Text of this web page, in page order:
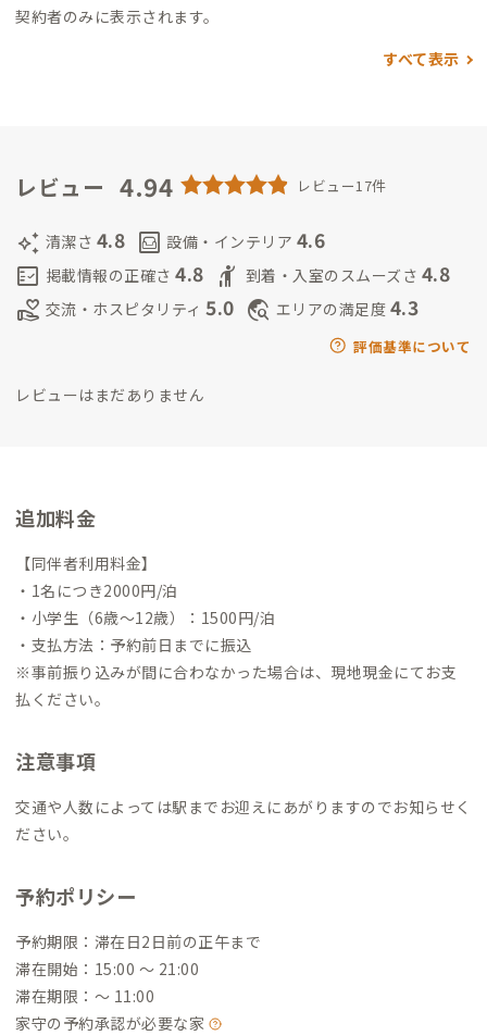
契約者のみに表示されます。
すべて表示
レビュー 4.94 レビュー17件
auto_awesome 清潔さ 4.8 living 設備・インテリア 4.6
fact_check 掲載情報の正確さ 4.8 hail 到着・入室のスムーズさ 4.8
volunteer_activism 交流・ホスピタリティ 5.0 travel_explore エリアの満足度 4.3
評価基準について
レビューはまだありません
追加料金
【同伴者利用料金】
・1名につき2000円/泊
・小学生（6歳〜12歳）：1500円/泊
・支払方法：予約前日までに振込
※事前振り込みが間に合わなかった場合は、現地現金にてお支
払ください。
注意事項
交通や人数によっては駅までお迎えにあがりますのでお知らせく
ださい。
予約ポリシー
予約期限：滞在日2日前の正午まで
滞在開始：15:00 〜 21:00
滞在期限：〜 11:00
家守の予約承認が必要な家